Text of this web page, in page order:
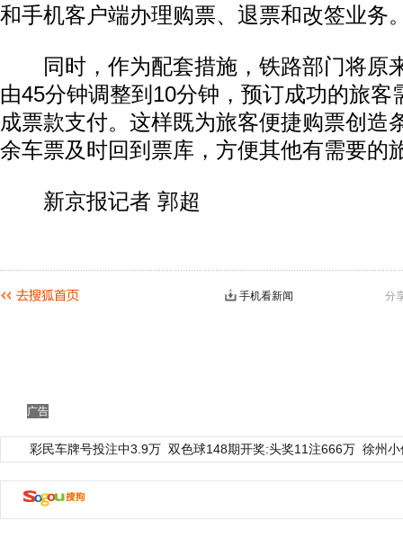
和手机客户端办理购票、退票和改签业务
同时，作为配套措施，铁路部门将原
由45分钟调整到10分钟，预订成功的旅客
成票款支付。这样既为旅客便捷购票创造
余车票及时回到票库，方便其他有需要的
新京报记者 郭超
分
手机看新闻
广告
彩民车牌号投注中3.9万 双色球148期开奖:头奖11注666万 徐州